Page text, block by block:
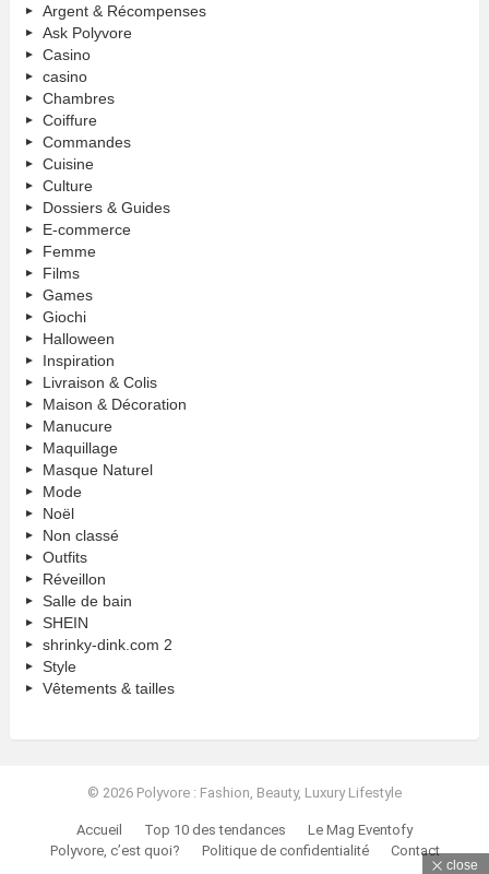
Argent & Récompenses
Ask Polyvore
Casino
casino
Chambres
Coiffure
Commandes
Cuisine
Culture
Dossiers & Guides
E-commerce
Femme
Films
Games
Giochi
Halloween
Inspiration
Livraison & Colis
Maison & Décoration
Manucure
Maquillage
Masque Naturel
Mode
Noël
Non classé
Outfits
Réveillon
Salle de bain
SHEIN
shrinky-dink.com 2
Style
Vêtements & tailles
© 2026 Polyvore : Fashion, Beauty, Luxury Lifestyle
Accueil Top 10 des tendances
Le Mag Eventofy
Polyvore, c’est quoi?
Politique de confidentialité Contact
close